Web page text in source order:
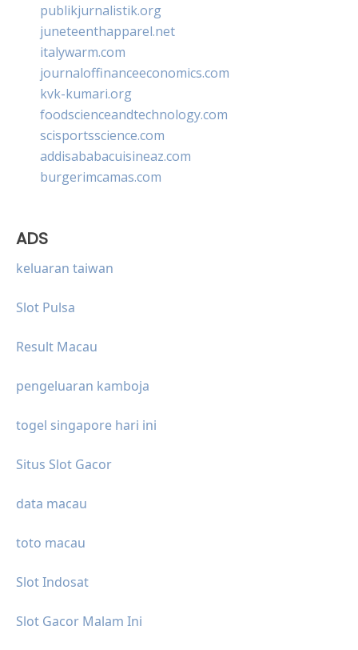
publikjurnalistik.org
juneteenthapparel.net
italywarm.com
journaloffinanceeconomics.com
kvk-kumari.org
foodscienceandtechnology.com
scisportsscience.com
addisababacuisineaz.com
burgerimcamas.com
ADS
keluaran taiwan
Slot Pulsa
Result Macau
pengeluaran kamboja
togel singapore hari ini
Situs Slot Gacor
data macau
toto macau
Slot Indosat
Slot Gacor Malam Ini